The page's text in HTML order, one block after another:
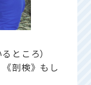
ところ）
剖検》もし